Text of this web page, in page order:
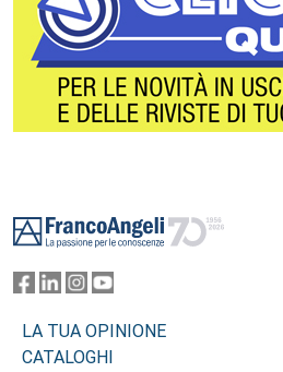
LA TUA OPINIONE
CATALOGHI